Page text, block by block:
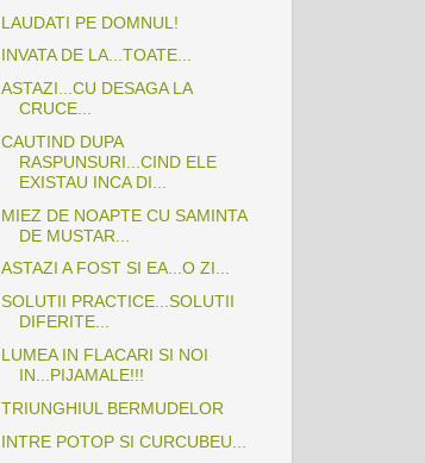
LAUDATI PE DOMNUL!
INVATA DE LA...TOATE...
ASTAZI...CU DESAGA LA
CRUCE...
CAUTIND DUPA
RASPUNSURI...CIND ELE
EXISTAU INCA DI...
MIEZ DE NOAPTE CU SAMINTA
DE MUSTAR...
ASTAZI A FOST SI EA...O ZI...
SOLUTII PRACTICE...SOLUTII
DIFERITE...
LUMEA IN FLACARI SI NOI
IN...PIJAMALE!!!
TRIUNGHIUL BERMUDELOR
INTRE POTOP SI CURCUBEU...